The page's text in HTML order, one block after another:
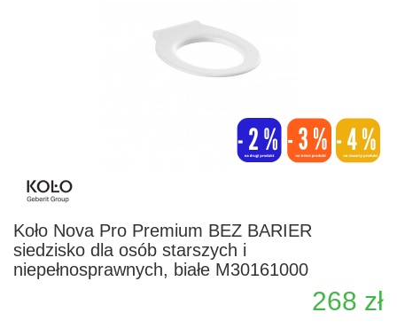
Koło Nova Pro Premium BEZ BARIER
siedzisko dla osób starszych i
niepełnosprawnych, białe M30161000
268 zł